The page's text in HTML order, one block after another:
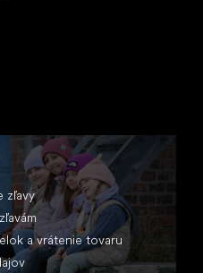
zľavy
a vrátenie tovaru